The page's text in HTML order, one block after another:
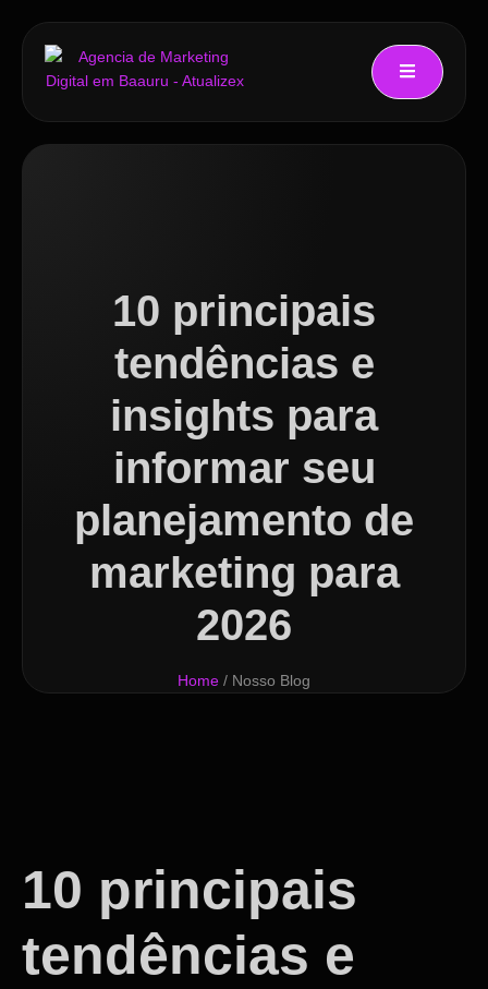
10 principais
tendências e
insights para
informar seu
planejamento de
marketing para
2026
Home / Nosso Blog
10 principais
tendências e